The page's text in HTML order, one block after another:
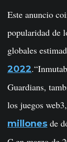
Este anuncio
popularidad de
globales
2022
Guardians,
los juegos
millones de